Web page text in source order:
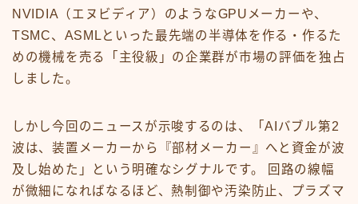
NVIDIA（エヌビディア）のようなGPUメーカーや、
TSMC、ASMLといった最先端の半導体を作る・作るた
めの機械を売る「主役級」の企業群が市場の評価を独占
しました。
しかし今回のニュースが示唆するのは、「AIバブル第2
波は、装置メーカーから『部材メーカー』へと資金が波
及し始めた」という明確なシグナルです。 回路の線幅
が微細になればなるほど、熱制御や汚染防止、プラズマ